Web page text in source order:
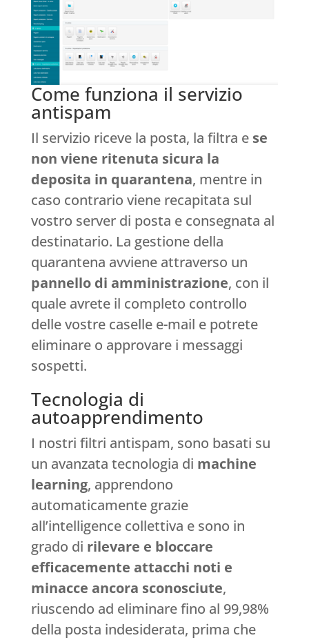
Come funziona il servizio
antispam
Il servizio riceve la posta, la filtra e se
non viene ritenuta sicura la
deposita in quarantena, mentre in
caso contrario viene recapitata sul
vostro server di posta e consegnata al
destinatario. La gestione della
quarantena avviene attraverso un
pannello di amministrazione, con il
quale avrete il completo controllo
delle vostre caselle e-mail e potrete
eliminare o approvare i messaggi
sospetti.
Tecnologia di
autoapprendimento
I nostri filtri antispam, sono basati su
un avanzata tecnologia di machine
learning, apprendono
automaticamente grazie
all’intelligence collettiva e sono in
grado di rilevare e bloccare
efficacemente attacchi noti e
minacce ancora sconosciute,
riuscendo ad eliminare fino al 99,98%
della posta indesiderata, prima che